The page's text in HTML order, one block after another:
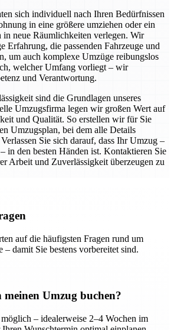
sich individuell nach Ihren Bedürfnissen
in eine größere umziehen oder ein
in neue Räumlichkeiten verlegen. Wir
Erfahrung, die passenden Fahrzeuge und
um auch komplexe Umzüge reibungslos
welcher Umfang vorliegt – wir
und Verantwortung.
sind die Grundlagen unseres
Umzugsfirma legen wir großen Wert auf
und Qualität. So erstellen wir für Sie
Umzugsplan, bei dem alle Details
Sie sich darauf, dass Ihr Umzug –
in den besten Händen ist. Kontaktieren Sie
Arbeit und Zuverlässigkeit überzeugen zu
auf die häufigsten Fragen rund um
– damit Sie bestens vorbereitet sind.
Umzug buchen?
– idealerweise 2–4 Wochen im